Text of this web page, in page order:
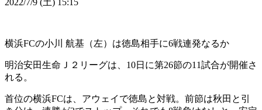
2022/7/9 (土) 15:15
横浜FCの小川 航基（左）は徳島相手に6戦連発なるか
明治安田生命Ｊ２リーグは、10日に第26節の11試合が開催さ
れる。
首位の横浜FCは、アウェイで徳島と対戦。前節は秋田と引